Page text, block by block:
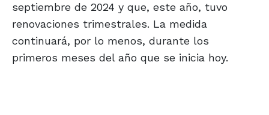
septiembre de 2024 y que, este año, tuvo
renovaciones trimestrales. La medida
continuará, por lo menos, durante los
primeros meses del año que se inicia hoy.